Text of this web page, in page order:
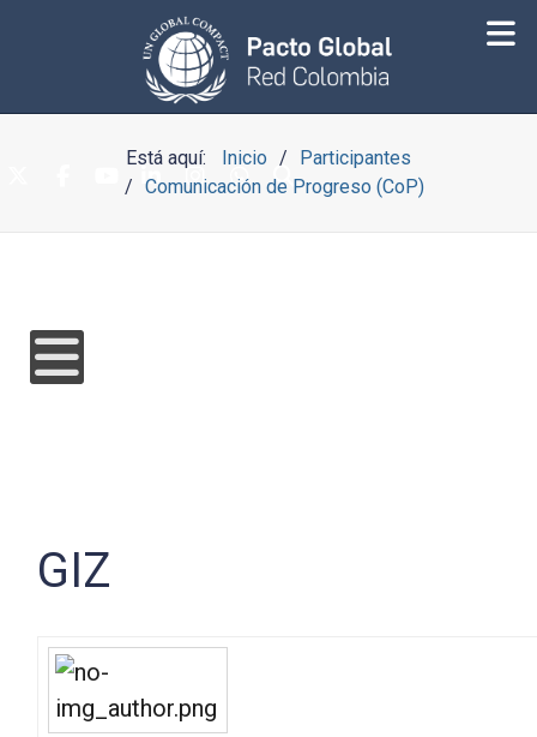
Está aquí: Inicio
Participantes
Comunicación de Progreso (CoP)
GIZ